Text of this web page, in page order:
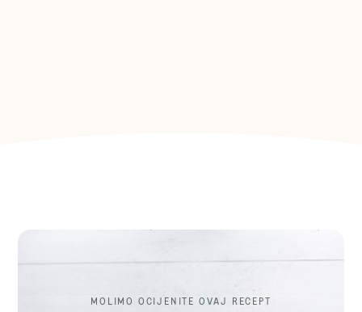
MOLIMO OCIJENITE OVAJ RECEPT